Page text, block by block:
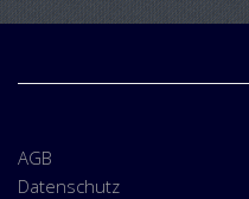
AGB
Datenschutz